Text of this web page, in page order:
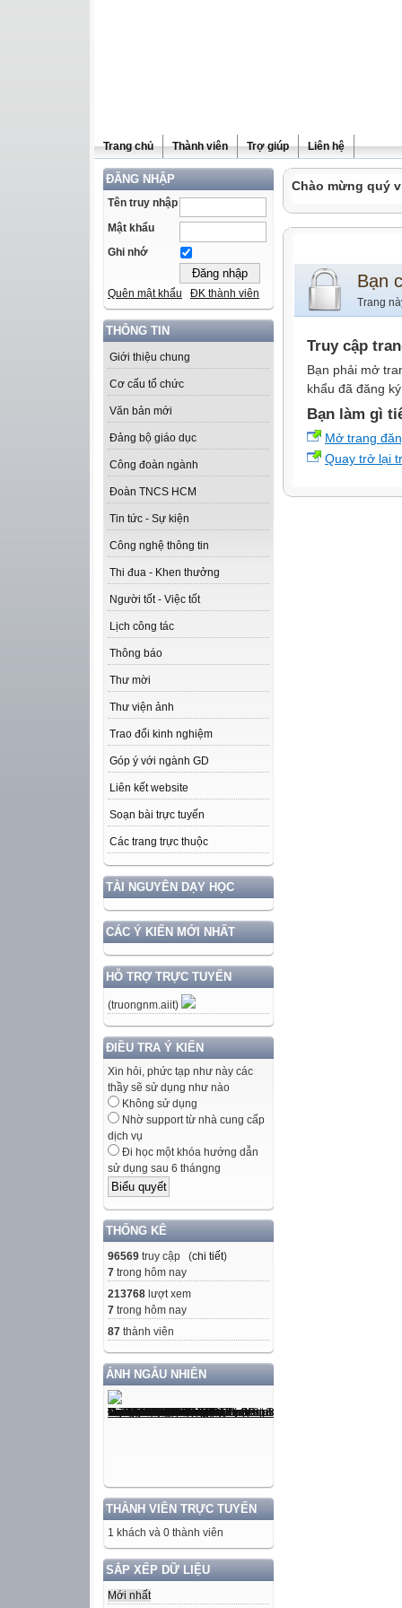
Trang chủ Thành viên Trợ giúp Liên hệ
ĐĂNG NHẬP
Tên truy nhập
Mật khẩu
Ghi nhớ
Quên mật khẩu ĐK thành viên
THÔNG TIN
Giới thiệu chung
Cơ cấu tổ chức
Văn bản mới
Đảng bộ giáo dục
Công đoàn ngành
Đoàn TNCS HCM
Tin tức - Sự kiện
Công nghệ thông tin
Thi đua - Khen thưởng
Người tốt - Việc tốt
Lịch công tác
Thông báo
Thư mời
Thư viện ảnh
Trao đổi kinh nghiệm
Góp ý với ngành GD
Liên kết website
Soạn bài trực tuyến
Các trang trực thuộc
TÀI NGUYÊN DẠY HỌC
CÁC Ý KIẾN MỚI NHẤT
HỖ TRỢ TRỰC TUYẾN
(truongnm.aiit)
ĐIỀU TRA Ý KIẾN
Xin hỏi, phức tạp như này các
thầy sẽ sử dụng như nào
Không sử dụng
Nhờ support từ nhà cung cấp
dịch vụ
Đi học một khóa hướng dẫn
sử dụng sau 6 thángng
THỐNG KÊ
96569 truy cập (chi tiết)
7 trong hôm nay
213768 lượt xem
7 trong hôm nay
87 thành viên
ẢNH NGẪU NHIÊN
THÀNH VIÊN TRỰC TUYẾN
1 khách và 0 thành viên
SẮP XẾP DỮ LIỆU
Mới nhất
Chào mừng quý
Bạn
Trang
Truy cập
Bạn phải mở
khẩu đã đăng
Bạn làm gì
Mở trang
Quay trở lại